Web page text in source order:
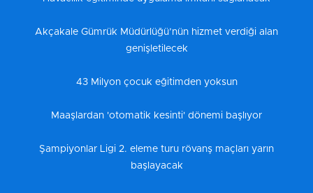
Akçakale Gümrük Müdürlüğü’nün hizmet verdiği alan
genişletilecek
43 Milyon çocuk eğitimden yoksun
Maaşlardan 'otomatik kesinti' dönemi başlıyor
Şampiyonlar Ligi 2. eleme turu rövanş maçları yarın
başlayacak